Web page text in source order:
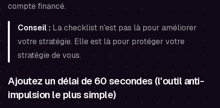
compte financé.
Conseil : La checklist n'est pas là pour améliorer
votre stratégie. Elle est là pour protéger votre
stratégie devous.
Ajoutez un délai de 60 secondes (l'outil anti-
impulsion le plus simple)